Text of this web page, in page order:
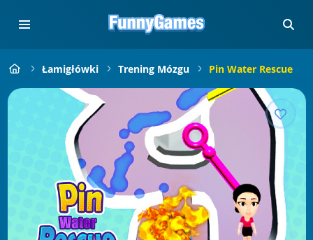
Łamigłówki Trening Mózgu Pin Water Rescue